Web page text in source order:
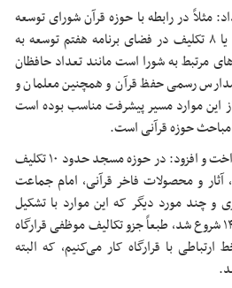
مثلاً در رابطه با حوزه قرآن شورای توسعه
فرهنگ قرآنی وجود دارد که ۷ یا ۸ تکلیف در فضای برنامه هفتم توسعه به
مرتبط به شورا است مانند تعداد حافظان
رسمی حفظ قرآن و همچنین معلمان و
این موارد مسیر پیشرفت مناسب بوده است
مباحث حوزه قرآنی است.
وی همچنین به حوزه مسجد پرداخت و افزود: در حوزه مسجد حدود ۱۰ تکلیف
آثار و محصولات فاخر قرآنی، امام جماعت
چند مورد دیگر که این موارد با تشکیل
جزوتکالیف موظفی قرارگاه
با قرارگاه کار می‌کنیم، که البته